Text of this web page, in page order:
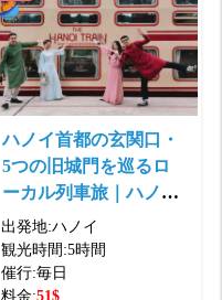
ハノイ首都の玄関口・
5つの旧城門を巡るロ
ーカル列車旅｜ハノイ
⇔バクニン往復｜日本
語ガイド付き
出発地:ハノイ
観光時間:5時間
催行:毎日
料金:51$